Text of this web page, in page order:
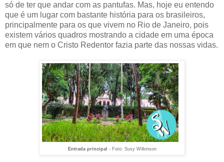
só de ter que andar com as pantufas. Mas, hoje eu entendo
que é um lugar com bastante história para os brasileiros,
principalmente para os que vivem no Rio de Janeiro, pois
existem vários quadros mostrando a cidade em uma época
em que nem o Cristo Redentor fazia parte das nossas vidas.
Entrada principal - Foto: Susy Wilkinson